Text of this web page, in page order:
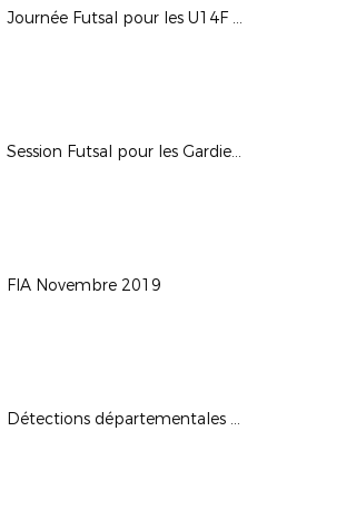
Journée Futsal pour les U14F & U15F
Session Futsal pour les Gardiens de But
FIA Novembre 2019
Détections départementales U14F –U15F